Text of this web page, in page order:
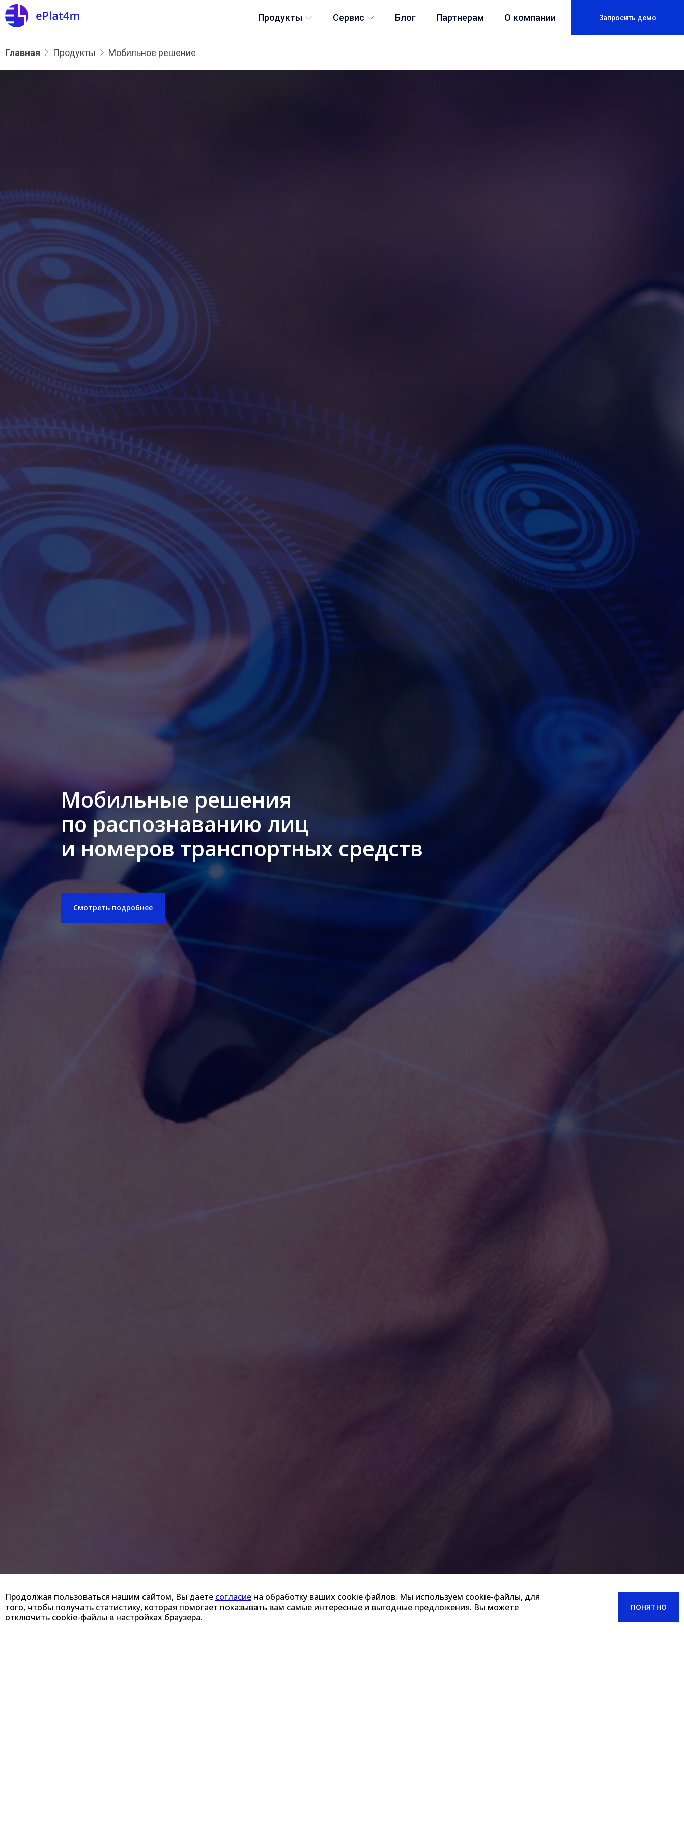
Продукты Сервис Блог Партнерам О компании Запросить демо
Главная Продукты Мобильное решение
Мобильные решения
по распознаванию лиц
и номеров транспортных средств
Смотреть подробнее
Продолжая пользоваться нашим сайтом, Вы даете согласие на обработку ваших cookie файлов. Мы используем cookie-файлы, для
того, чтобы получать статистику, которая помогает показывать вам самые интересные и выгодные предложения. Вы можете
отключить cookie-файлы в настройках браузера.
ПОНЯТНО